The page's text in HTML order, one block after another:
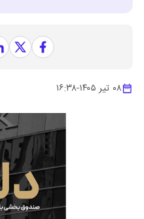
۰۸ تیر ۱۴۰۵ -۱۶:۳۸